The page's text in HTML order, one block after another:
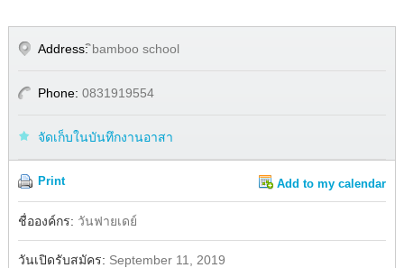
Address:ิbamboo school
Phone: 0831919554
จัดเก็บในบันทึกงานอาสา
Print Add to my calendar
Facebook
ชื่อองค์กร: วันฟายเดย์
วันเปิดรับสมัคร: September 11, 2019